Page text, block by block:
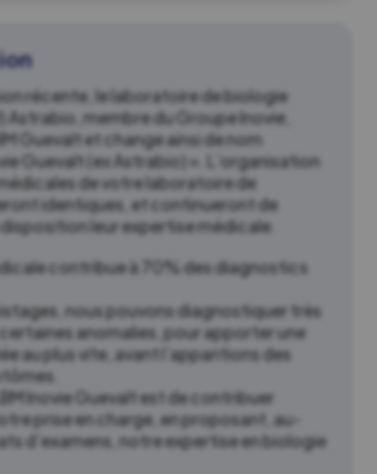
récente, le laboratoire de biologie
Astrabio, membre du Groupe Inovie,
Guevalt et change ainsi de nom
Guevalt (ex Astrabio) ». L’organisation
de votre laboratoire de
identiques, et continueront de
leur expertise médicale.
contribue à 70% des diagnostics
nous pouvons diagnostiquer très
anomalies, pour apporter une
au plus vite, avant l’apparitions des
Inovie Guevalt est de contribuer
prise en charge, en proposant, au-
d’examens, notre expertise en biologie